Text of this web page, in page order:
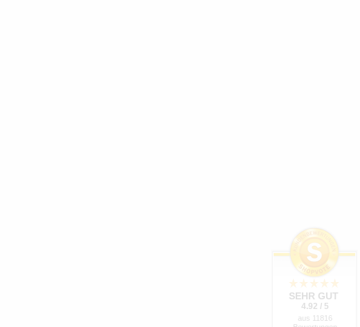
SEHR GUT
4.92 / 5
aus 11816